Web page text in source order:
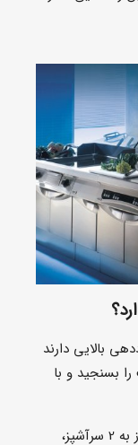
بالایی دارند
را بسنجید و با
برنج،
شود.
آب، برق و گاز